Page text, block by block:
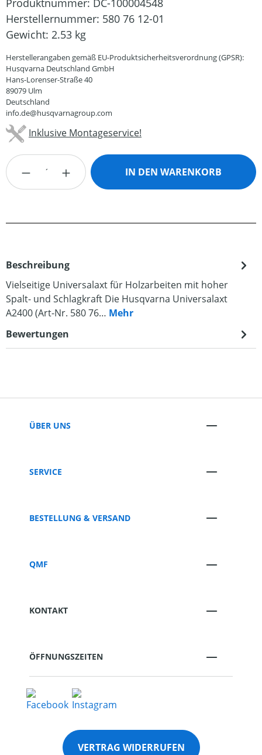
Produktnummer: DC-100004548
Herstellernummer: 580 76 12-01
Gewicht: 2.53 kg
Herstellerangaben gemäß EU-Produktsicherheitsverordnung (GPSR):
Husqvarna Deutschland GmbH
Hans-Lorenser-Straße 40
89079 Ulm
Deutschland
info.de@husqvarnagroup.com
Inklusive Montageservice!
Produkt Anzahl: Gib den gewünschten
IN DEN WARENKORB
Beschreibung
Vielseitige Universalaxt für Holzarbeiten mit hoher
Spalt- und Schlagkraft Die Husqvarna Universalaxt
A2400 (Art-Nr. 580 76… Mehr
Bewertungen
ÜBER UNS
SERVICE
BESTELLUNG & VERSAND
QMF
KONTAKT
ÖFFNUNGSZEITEN
VERTRAG WIDERRUFEN